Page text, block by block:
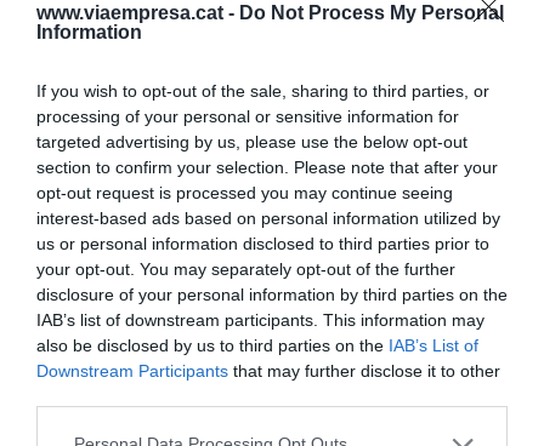
www.viaempresa.cat - Do Not Process My Personal
Information
If you wish to opt-out of the sale, sharing to third parties, or
processing of your personal or sensitive information for
targeted advertising by us, please use the below opt-out
section to confirm your selection. Please note that after your
opt-out request is processed you may continue seeing
interest-based ads based on personal information utilized by
us or personal information disclosed to third parties prior to
your opt-out. You may separately opt-out of the further
disclosure of your personal information by third parties on the
IAB’s list of downstream participants. This information may
also be disclosed by us to third parties on the IAB’s List of
Downstream Participants that may further disclose it to other
relleu la necessitat que les dones prenguin part
de les decisions, tal com apuntava Bisbe: "Tenir
dones en llocs de lideratge és una necessitat". I ha
enviat un missatge clar al col·lectiu:"No tot és
problema que no ens deixin, sovint som
nosaltres les que no ens posicionem". Així, ha fet
una crida a les dones a situar-se per assumir
càrrecs de responsabilitats a les organitzacions.
Escoltar les dones